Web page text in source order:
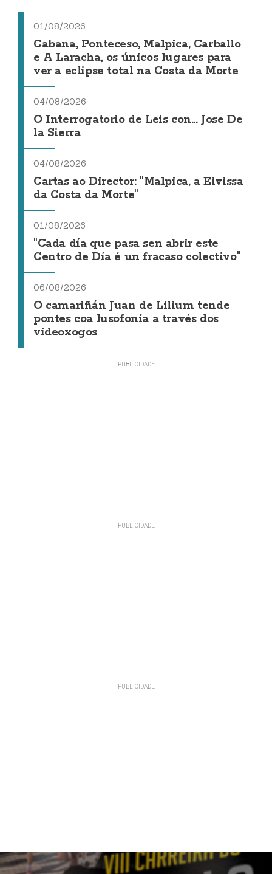
01/08/2026
Cabana, Ponteceso, Malpica, Carballo
e A Laracha, os únicos lugares para
ver a eclipse total na Costa da Morte
04/08/2026
O Interrogatorio de Leis con... Jose De
la Sierra
04/08/2026
Cartas ao Director: "Malpica, a Eivissa
da Costa da Morte"
01/08/2026
"Cada día que pasa sen abrir este
Centro de Día é un fracaso colectivo"
06/08/2026
O camariñán Juan de Lilium tende
pontes coa lusofonía a través dos
videoxogos